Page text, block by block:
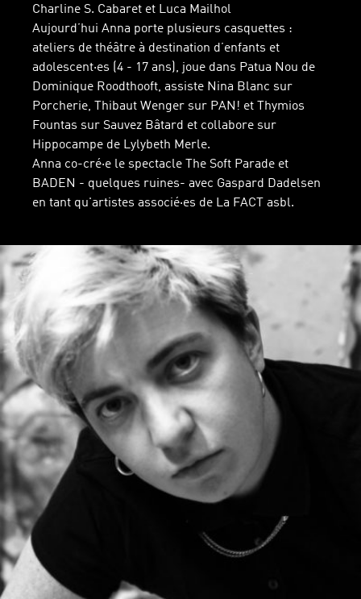
Charline S. Cabaret et Luca Mailhol
Aujourd’hui Anna porte plusieurs casquettes :
ateliers de théâtre à destination d’enfants et
adolescent·es (4 - 17 ans), joue dans Patua Nou de
Dominique Roodthooft, assiste Nina Blanc sur
Porcherie, Thibaut Wenger sur PAN! et Thymios
Fountas sur Sauvez Bâtard et collabore sur
Hippocampe de Lylybeth Merle.
Anna co-cré·e le spectacle The Soft Parade et
BADEN - quelques ruines- avec Gaspard Dadelsen
en tant qu'artistes associé·es de La FACT asbl.